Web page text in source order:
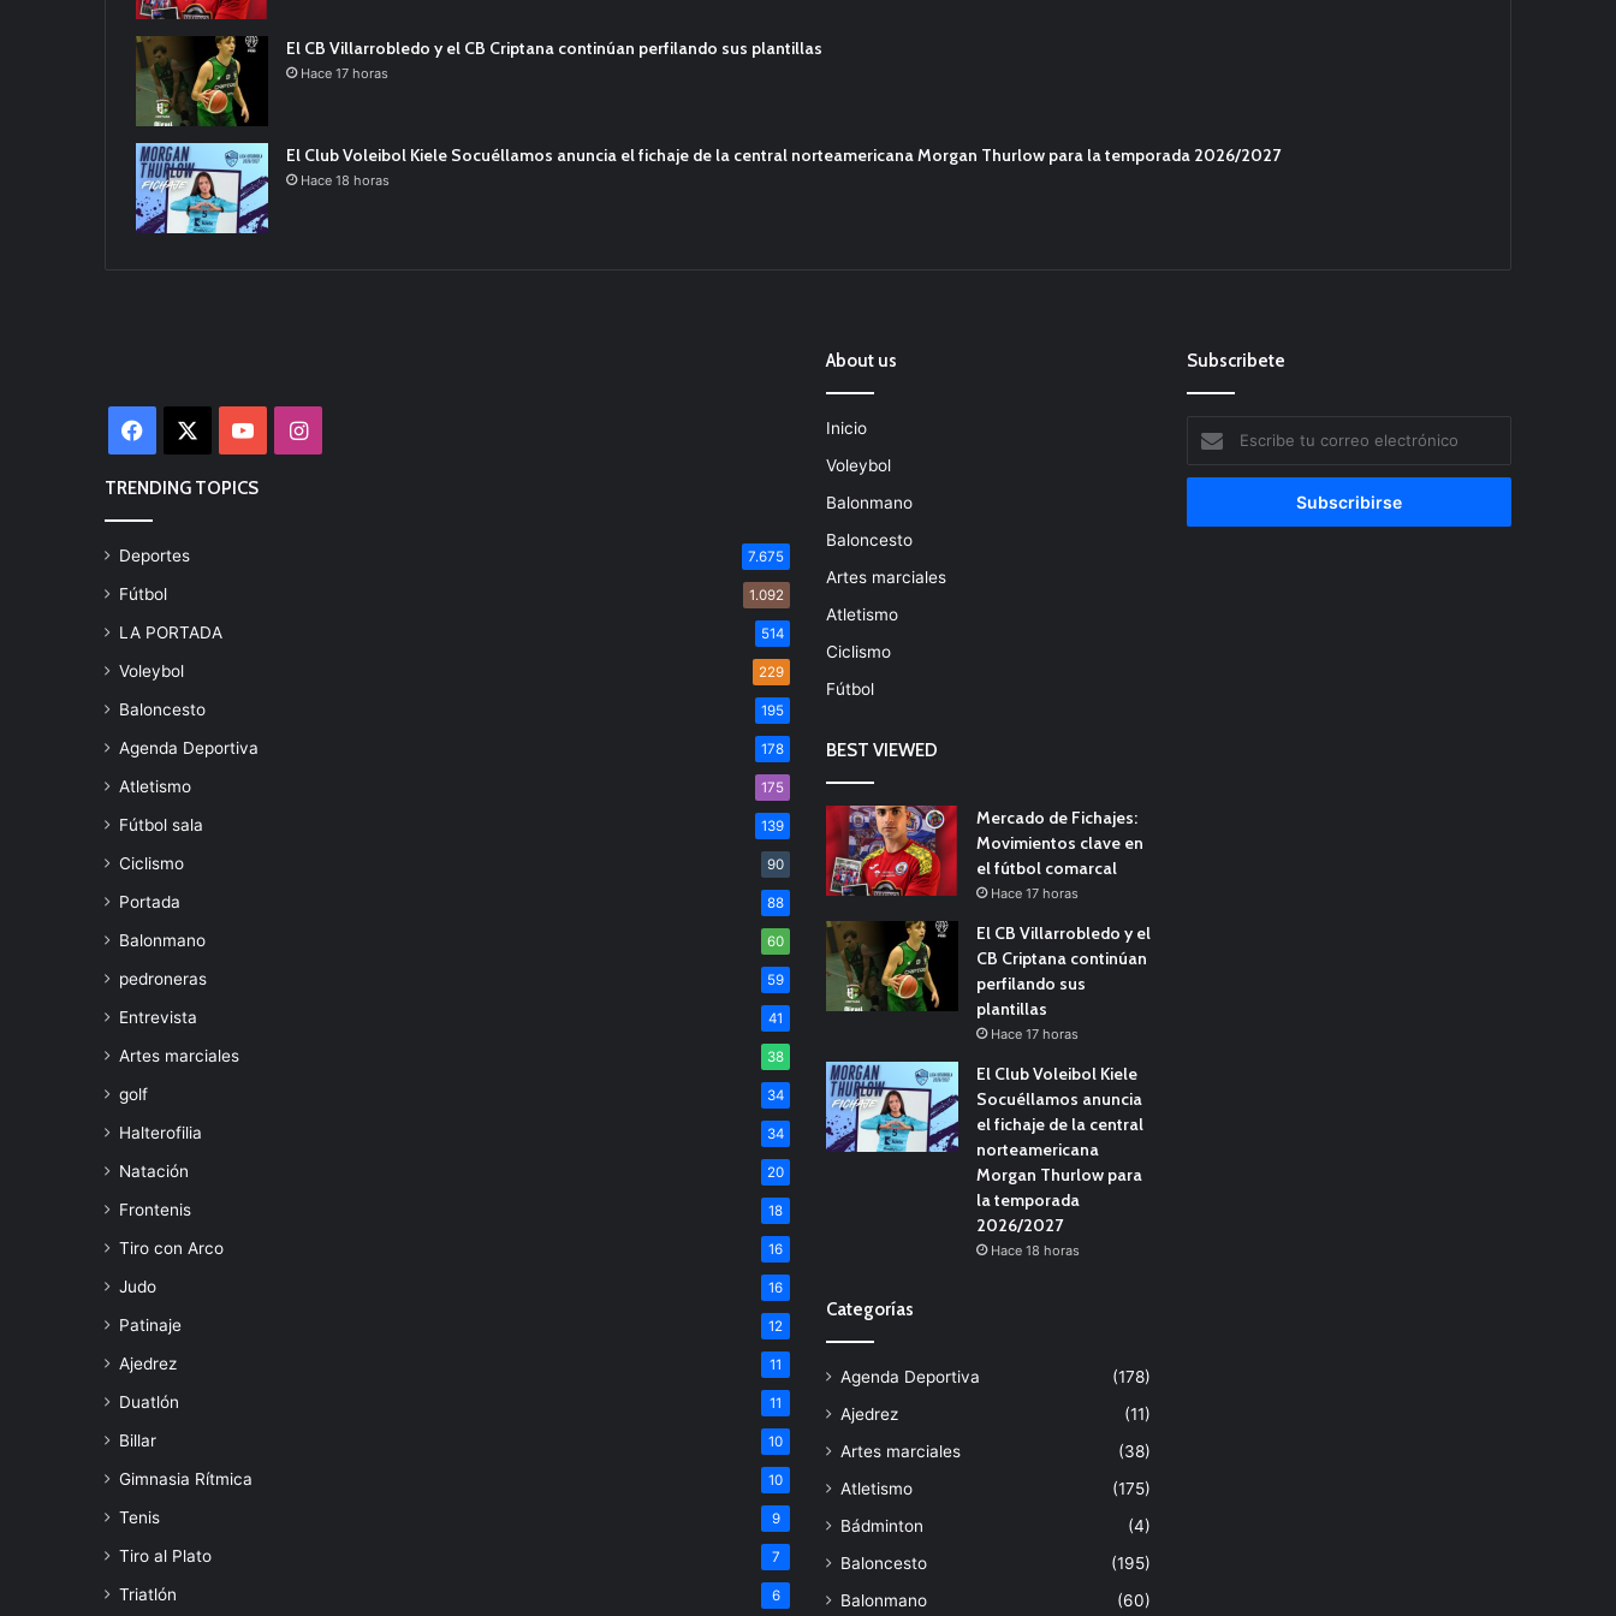
El CB Villarrobledo y el CB Criptana continúan perfilando sus plantillas
Hace 17 horas
El Club Voleibol Kiele Socuéllamos anuncia el fichaje de la central norteamericana Morgan Thurlow para la temporada 2026/2027
Hace 18 horas
Facebook YouTubeInstagram
TRENDING TOPICS
Deportes 7.675
Fútbol 1.092
LA PORTADA 514
Voleybol 229
Baloncesto 195
Agenda Deportiva 178
Atletismo 175
Fútbol sala 139
Ciclismo 90
Portada 88
Balonmano 60
pedroneras 59
Entrevista 41
Artes marciales 38
golf 34
Halterofilia 34
Natación 20
Frontenis 18
Tiro con Arco 16
Judo 16
Patinaje 12
Ajedrez 11
Duatlón 11
Billar 10
Gimnasia Rítmica 10
Tenis 9
Tiro al Plato 7
Triatlón 6
About us
Inicio
Voleybol
Balonmano
Baloncesto
Artes marciales
Atletismo
Ciclismo
Fútbol
BEST VIEWED
Mercado de Fichajes:
Movimientos clave en
el fútbol comarcal
Hace 17 horas
El CB Villarrobledo y el
CB Criptana continúan
perfilando sus
plantillas
Hace 17 horas
El Club Voleibol Kiele
Socuéllamos anuncia
el fichaje de la central
norteamericana
Morgan Thurlow para
la temporada
2026/2027
Hace 18 horas
Categorías
Agenda Deportiva
(178)
Ajedrez
(11)
Artes marciales
(38)
Atletismo
(175)
Bádminton
(4)
Baloncesto
(195)
Balonmano
(60)
Subscribete
tu
correo